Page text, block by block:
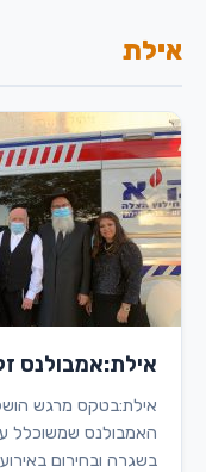
אילת
אילת:אמבולנס
אילת:בטקס מרגש
האמבולנס שמשוכלל
בשגרה ובחירום